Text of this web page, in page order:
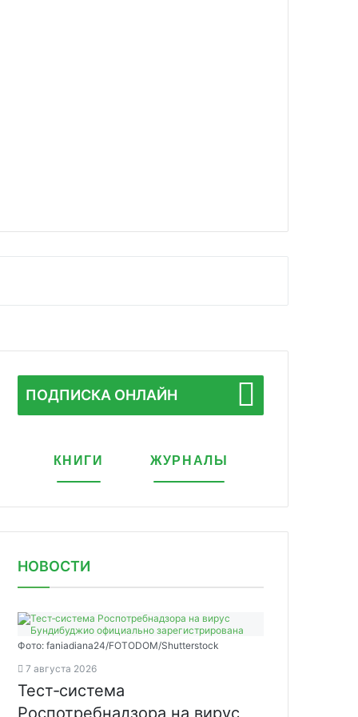
ПОДПИСКА ОНЛАЙН
КНИГИ ЖУРНАЛЫ
НОВОСТИ
Фото: faniadiana24/FOTODOM/Shutterstock
7 августа 2026
Тест‑система
Роспотребнадзора на вирус